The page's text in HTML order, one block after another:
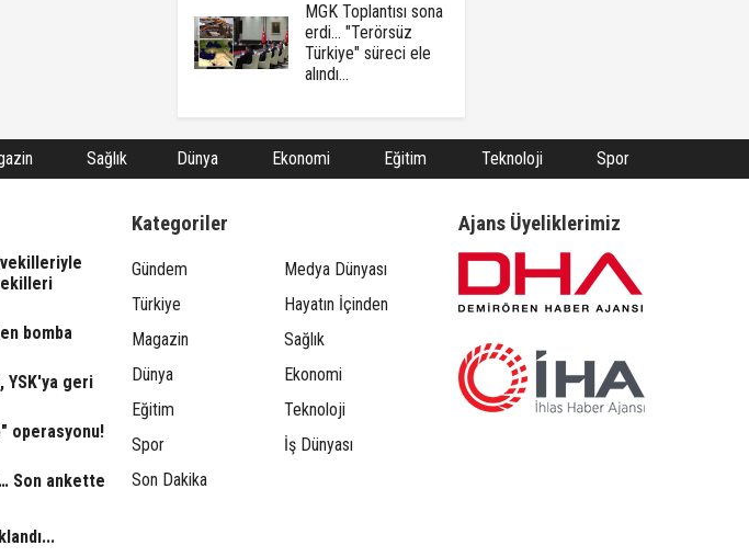
MGK Toplantısı sona
erdi... "Terörsüz
Türkiye" süreci ele
alındı...
Sağlık Dünya Ekonomi Eğitim Teknoloji Spor
bomba
YSK'ya geri
operasyonu!
Son ankette
Kategoriler
Gündem
Medya Dünyası
Türkiye
Hayatın İçinden
Magazin
Sağlık
Dünya
Ekonomi
Eğitim
Teknoloji
Spor
İş Dünyası
Son Dakika
Ajans Üyeliklerimiz